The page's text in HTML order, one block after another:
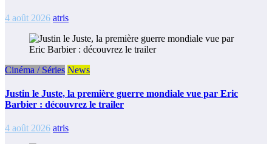
4 août 2026 atris
Cinéma / Séries News
Justin le Juste, la première guerre mondiale vue par Eric
Barbier : découvrez le trailer
4 août 2026 atris